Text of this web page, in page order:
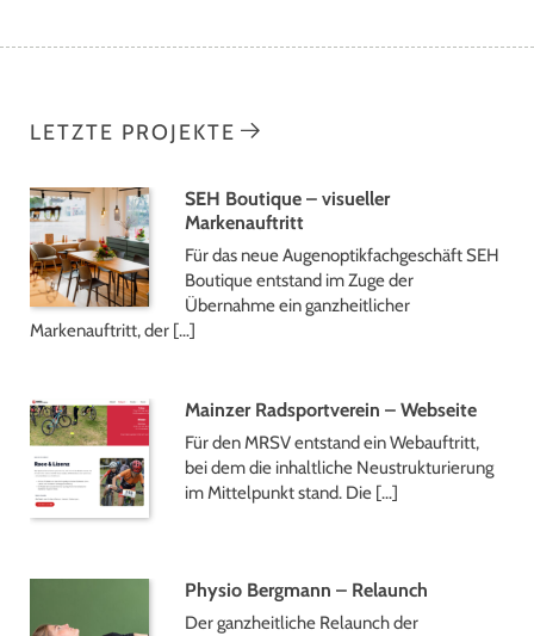
LETZTE PROJEKTE
SEH Boutique – visueller
Markenauftritt
Für das neue Augenoptikfachgeschäft SEH
Boutique entstand im Zuge der
Übernahme ein ganzheitlicher
Markenauftritt, der […]
Mainzer Radsportverein – Webseite
Für den MRSV entstand ein Webauftritt,
bei dem die inhaltliche Neustrukturierung
im Mittelpunkt stand. Die […]
Physio Bergmann – Relaunch
Der ganzheitliche Relaunch der